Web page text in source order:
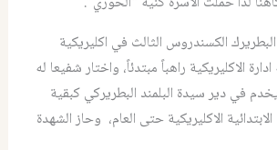
الكسندروس الثالث في اكليريكية
الاكليريكية راهباً مبتدئاً، واختار شفيعا له
في دير سيدة البلمند البطريركي كبقية
الاكليريكية حتى العام، وحاز الشهدة